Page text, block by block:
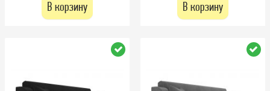
В корзину В корзину